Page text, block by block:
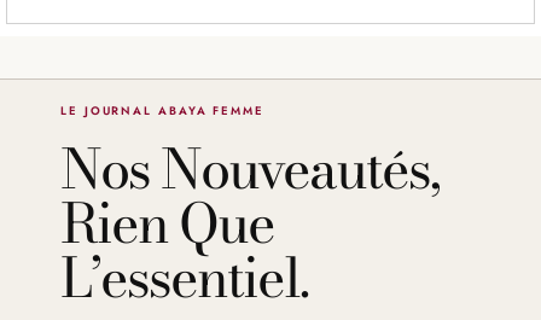
LE JOURNAL ABAYA FEMME
Nos Nouveautés,
Rien Que
L’essentiel.